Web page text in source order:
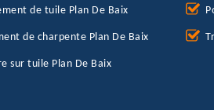
de tuile Plan De Baix
de charpente Plan De Baix
sur tuile Plan De Baix